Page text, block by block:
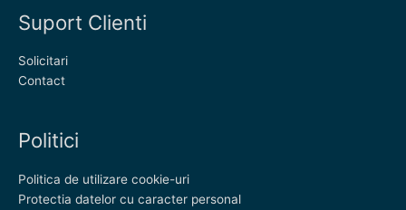
Suport Clienti
Solicitari
Contact
Politici
Politica de utilizare cookie-uri
Protectia datelor cu caracter personal